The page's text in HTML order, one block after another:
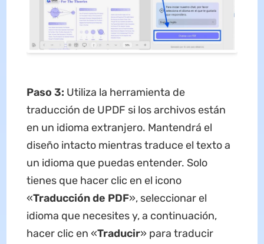
Paso 3: Utiliza la herramienta de
traducción de UPDF si los archivos están
en un idioma extranjero. Mantendrá el
diseño intacto mientras traduce el texto a
un idioma que puedas entender. Solo
tienes que hacer clic en el icono
«Traducción de PDF», seleccionar el
idioma que necesites y, a continuación,
hacer clic en «Traducir» para traducir